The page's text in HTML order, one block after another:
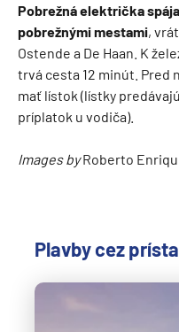
Pobrežná električka
pobrežnými mestami,
Ostende a De Haan. K
trvá cesta 12 minút. Pred
mať lístok (lístky
príplatok u vodiča).
Images byRoberto
Plavby cez